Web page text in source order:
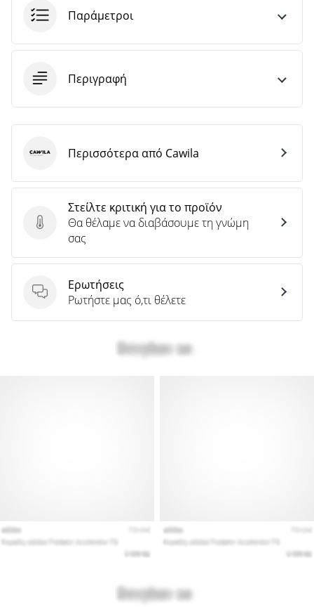
Παράμετροι
Περιγραφή
Στείλτε κριτική για το προϊόν
Στείλτε κριτική για το προϊόν
Θα θέλαμε να διαβάσουμε τη γνώμη
σας
Ερωτήσεις
Ερωτήσεις
Ρωτήστε μας ό,τι θέλετε
CawilaΠερισσότερα από Cawila